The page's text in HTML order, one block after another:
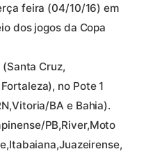
feira (04/10/16) em
dos jogos da Copa
Cruz,
no Pote 1
BA e Bahia).
PB,River,Moto